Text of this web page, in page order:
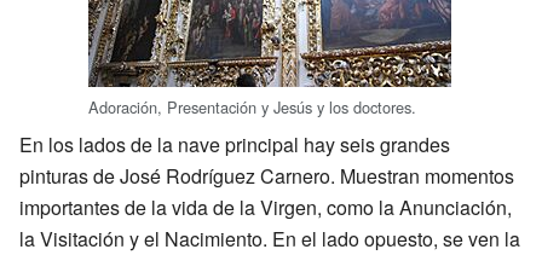
Adoración, Presentación y Jesús y los doctores.
En los lados de la nave principal hay seis grandes
pinturas de José Rodríguez Carnero. Muestran momentos
importantes de la vida de la Virgen, como la Anunciación,
la Visitación y el Nacimiento. En el lado opuesto, se ven la